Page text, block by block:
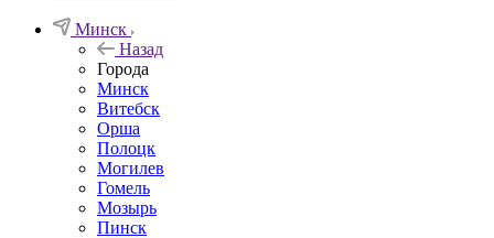
Минск
Назад
Города
Минск
Витебск
Орша
Полоцк
Могилев
Гомель
Мозырь
Пинск